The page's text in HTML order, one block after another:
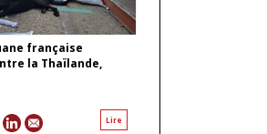
française
la Thaïlande,
Lire